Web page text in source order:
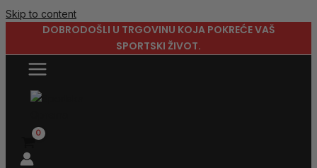
Skip to content
DOBRODOŠLI U TRGOVINU KOJA POKREĆE VAŠ
SPORTSKI ŽIVOT.